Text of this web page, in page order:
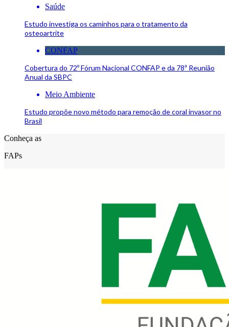
Saúde
Estudo investiga os caminhos para o tratamento da
osteoartrite
CONFAP
Cobertura do 72º Fórum Nacional CONFAP e da 78ª Reunião
Anual da SBPC
Meio Ambiente
Estudo propõe novo método para remoção de coral invasor no
Brasil
Conheça as
FAPs